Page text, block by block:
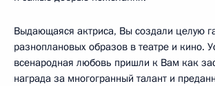
Выдающаяся актриса, Вы создали целую
разноплановых образов в театре и кино.
всенародная любовь пришли к Вам как
награда за многогранный талант и